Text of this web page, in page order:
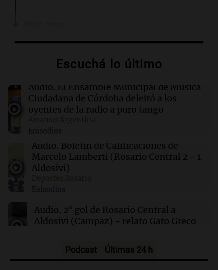
sábado 8 de agosto
Clima en Tucumán: cómo estará el tiempo
este sábado 8 de agosto
Clima en Mendoza: cómo estará el tiempo
este sábado 8 de agosto
00:16 Clima
sábado 8 de agosto
Escuchá lo último
Audio. El Ensamble Municipal de Música
Ciudadana de Córdoba deleitó a los
oyentes de la radio a puro tango
Episodios
Audio. Boletín de Calificaciones de
Marcelo Lamberti (Rosario Central 2 - 1
Aldosivi)
Episodios
Audio. 2° gol de Rosario Central a
Aldosivi (Campaz) - relato Gato Greco
Audio.Nuevo desarrollo urbano y casa
Podcast Últimas 24 h